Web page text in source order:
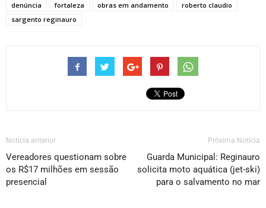
denúncia
fortaleza obras em andamento
roberto claudio
sargento reginauro
Notícia anterior
Vereadores questionam sobre
os R$17 milhões em sessão
presencial
Próxima Notícia
Guarda Municipal: Reginauro
solicita moto aquática (jet-ski)
para o salvamento no mar